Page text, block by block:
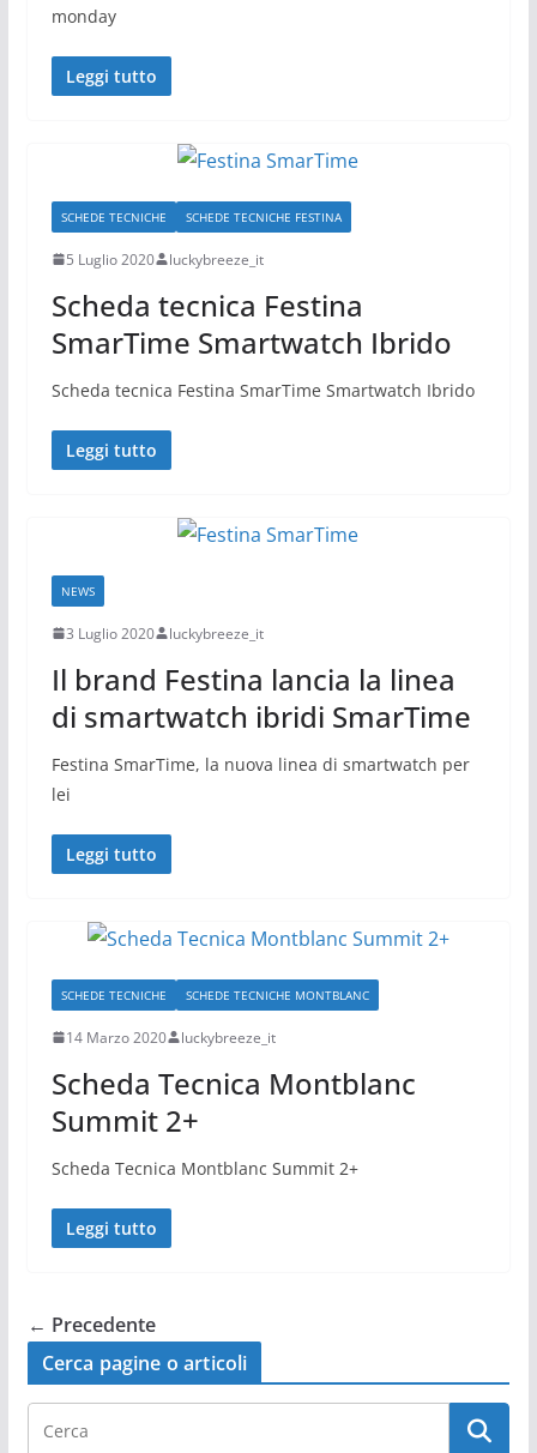
monday
Leggi tutto
SCHEDE TECNICHE SCHEDE TECNICHE FESTINA
5 Luglio 2020 luckybreeze_it
Scheda tecnica Festina
SmarTime Smartwatch Ibrido
Scheda tecnica Festina SmarTime Smartwatch Ibrido
Leggi tutto
NEWS
3 Luglio 2020 luckybreeze_it
Il brand Festina lancia la linea
di smartwatch ibridi SmarTime
Festina SmarTime, la nuova linea di smartwatch per
lei
Leggi tutto
SCHEDE TECNICHE SCHEDE TECNICHE MONTBLANC
14 Marzo 2020 luckybreeze_it
Scheda Tecnica Montblanc
Summit 2+
Scheda Tecnica Montblanc Summit 2+
Leggi tutto
← Precedente
Cerca pagine o articoli